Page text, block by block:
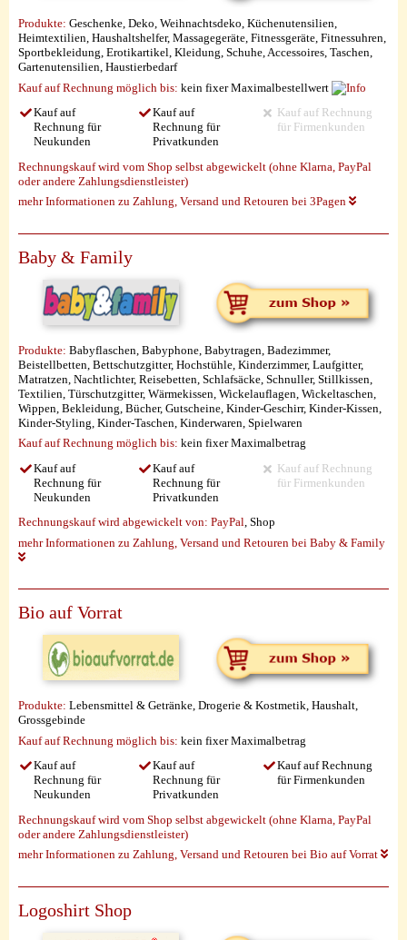
Produkte: Geschenke, Deko, Weihnachtsdeko, Küchenutensilien,
Heimtextilien, Haushaltshelfer, Massagegeräte, Fitnessgeräte, Fitnessuhren,
Sportbekleidung, Erotikartikel, Kleidung, Schuhe, Accessoires, Taschen,
Gartenutensilien, Haustierbedarf
Kauf auf Rechnung möglich bis: kein fixer Maximalbestellwert
Kauf auf
Rechnung für
Neukunden
Kauf auf
Rechnung für
Privatkunden
Kauf auf Rechnung
für Firmenkunden
Rechnungskauf wird vom Shop selbst abgewickelt (ohne Klarna, PayPal
oder andere Zahlungsdienstleister)
mehr Informationen zu Zahlung, Versand und Retouren bei 3Pagen
Baby & Family
Produkte: Babyflaschen, Babyphone, Babytragen, Badezimmer,
Beistellbetten, Bettschutzgitter, Hochstühle, Kinderzimmer, Laufgitter,
Matratzen, Nachtlichter, Reisebetten, Schlafsäcke, Schnuller, Stillkissen,
Textilien, Türschutzgitter, Wärmekissen, Wickelauflagen, Wickeltaschen,
Wippen, Bekleidung, Bücher, Gutscheine, Kinder-Geschirr, Kinder-Kissen,
Kinder-Styling, Kinder-Taschen, Kinderwaren, Spielwaren
Kauf auf Rechnung möglich bis: kein fixer Maximalbetrag
Kauf auf
Rechnung für
Neukunden
Kauf auf
Rechnung für
Privatkunden
Kauf auf Rechnung
für Firmenkunden
Rechnungskauf wird abgewickelt von: PayPal, Shop
mehr Informationen zu Zahlung, Versand und Retouren bei Baby & Family
Bio auf Vorrat
Produkte: Lebensmittel & Getränke, Drogerie & Kostmetik, Haushalt,
Grossgebinde
Kauf auf Rechnung möglich bis: kein fixer Maximalbetrag
Kauf auf
Rechnung für
Neukunden
Kauf auf
Rechnung für
Privatkunden
Kauf auf Rechnung
für Firmenkunden
Rechnungskauf wird vom Shop selbst abgewickelt (ohne Klarna, PayPal
oder andere Zahlungsdienstleister)
mehr Informationen zu Zahlung, Versand und Retouren bei Bio auf Vorrat
Logoshirt Shop